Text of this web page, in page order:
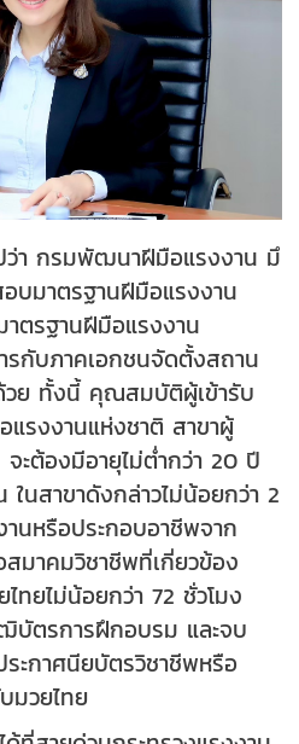
ว่า กรมพัฒนาฝีมือแรงงาน มึ
บมาตรฐานฝีมือแรงงาน
ตรฐานฝีมือแรงงาน
กับภาคเอกชนจัดตั้งสถาน
ย ทั้งนี้ คุณสมบัติผู้เข้ารับ
รงงานแห่งชาติ สาขาผู้
ะต้องมีอายุไม่ต่ำกว่า 20 ปี
นสาขาดังกล่าวไม่น้อยกว่า 2
นหรือประกอบอาชีพจาก
มาคมวิชาชีพที่เกี่ยวข้อง
ทยไม่น้อยกว่า 72 ชั่วโมง
บัตรการฝึกอบรม และจบ
ระกาศนียบัตรวิชาชีพหรือ
มวยไทย